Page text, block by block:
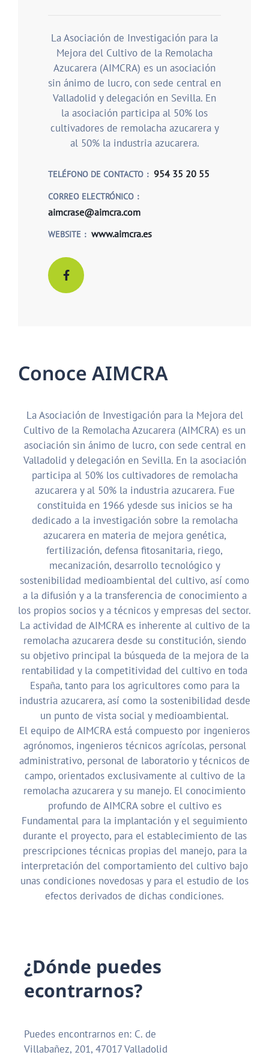
La Asociación de Investigación para la
Mejora del Cultivo de la Remolacha
Azucarera (AIMCRA) es un asociación
sin ánimo de lucro, con sede central en
Valladolid y delegación en Sevilla. En
la asociación participa al 50% los
cultivadores de remolacha azucarera y
al 50% la industria azucarera.
TELÉFONO DE CONTACTO 954 35 20 55
CORREO ELECTRÓNICO
aimcrase@aimcra.com
WEBSITE www.aimcra.es
Conoce AIMCRA
La Asociación de Investigación para la Mejora del
Cultivo de la Remolacha Azucarera (AIMCRA) es un
asociación sin ánimo de lucro, con sede central en
Valladolid y delegación en Sevilla. En la asociación
participa al 50% los cultivadores de remolacha
azucarera y al 50% la industria azucarera. Fue
constituida en 1966 ydesde sus inicios se ha
dedicado a la investigación sobre la remolacha
azucarera en materia de mejora genética,
fertilización, defensa fitosanitaria, riego,
mecanización, desarrollo tecnológico y
sostenibilidad medioambiental del cultivo, así como
a la difusión y a la transferencia de conocimiento a
los propios socios y a técnicos y empresas del sector.
La actividad de AIMCRA es inherente al cultivo de la
remolacha azucarera desde su constitución, siendo
su objetivo principal la búsqueda de la mejora de la
rentabilidad y la competitividad del cultivo en toda
España, tanto para los agricultores como para la
industria azucarera, así como la sostenibilidad desde
un punto de vista social y medioambiental.
El equipo de AIMCRA está compuesto por ingenieros
agrónomos, ingenieros técnicos agrícolas, personal
administrativo, personal de laboratorio y técnicos de
campo, orientados exclusivamente al cultivo de la
remolacha azucarera y su manejo. El conocimiento
profundo de AIMCRA sobre el cultivo es
Fundamental para la implantación y el seguimiento
durante el proyecto, para el establecimiento de las
prescripciones técnicas propias del manejo, para la
interpretación del comportamiento del cultivo bajo
unas condiciones novedosas y para el estudio de los
efectos derivados de dichas condiciones.
¿Dónde puedes
econtrarnos?
Puedes encontrarnos en: C. de
Villabañez, 201, 47017 Valladolid